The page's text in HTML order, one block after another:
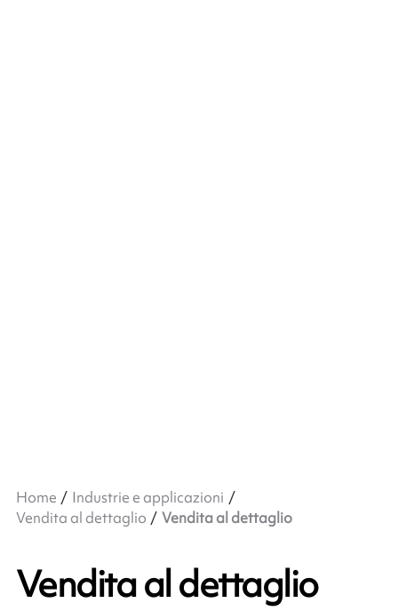
Home
Industrie e applicazioni
Vendita al dettaglio
Vendita al dettaglio
Vendita al dettaglio